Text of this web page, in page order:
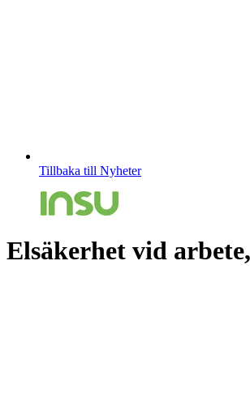
Tillbaka till Nyheter
Elsäkerhet vid